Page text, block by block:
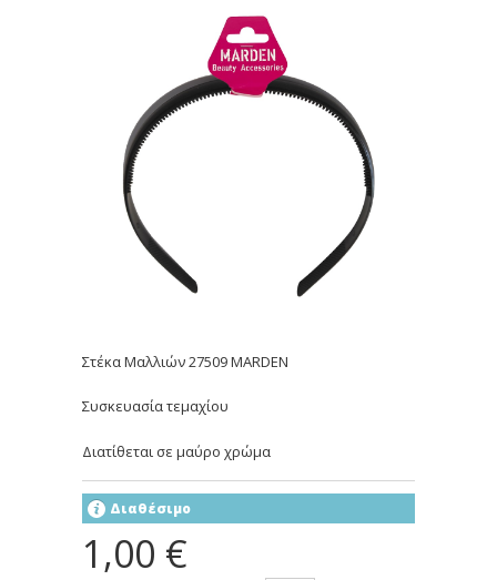
Στέκα Μαλλιών 27509 MARDEN
Συσκευασία τεμαχίου
Διατίθεται σε μαύρο χρώμα
Διαθέσιμο
1,00 €